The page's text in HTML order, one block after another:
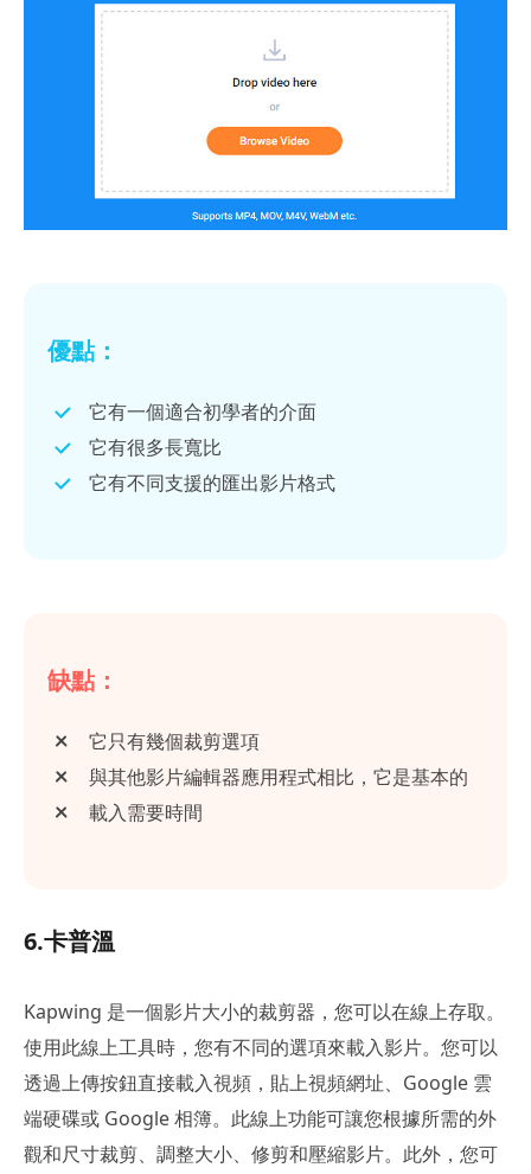
優點：
它有一個適合初學者的介面
它有很多長寬比
它有不同支援的匯出影片格式
缺點：
它只有幾個裁剪選項
與其他影片編輯器應用程式相比，它是基本的
載入需要時間
6.卡普溫
Kapwing 是一個影片大小的裁剪器，您可以在線上存取。
使用此線上工具時，您有不同的選項來載入影片。您可以
透過上傳按鈕直接載入視頻，貼上視頻網址、Google 雲
端硬碟或 Google 相簿。此線上功能可讓您根據所需的外
觀和尺寸裁剪、調整大小、修剪和壓縮影片。此外，您可